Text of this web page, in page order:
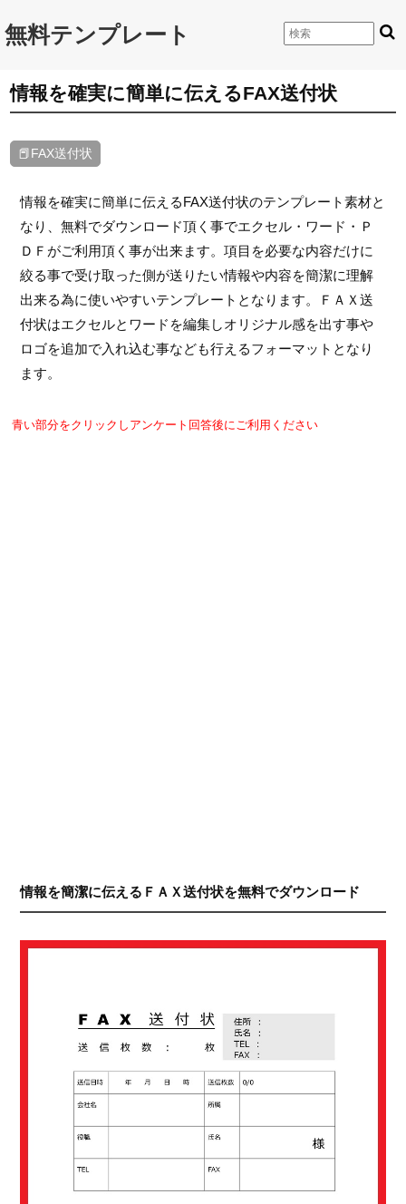
無料テンプレート
情報を確実に簡単に伝えるFAX送付状
📕FAX送付状
情報を確実に簡単に伝えるFAX送付状のテンプレート素材と
なり、無料でダウンロード頂く事でエクセル・ワード・Ｐ
ＤＦがご利用頂く事が出来ます。項目を必要な内容だけに
絞る事で受け取った側が送りたい情報や内容を簡潔に理解
出来る為に使いやすいテンプレートとなります。ＦＡＸ送
付状はエクセルとワードを編集しオリジナル感を出す事や
ロゴを追加で入れ込む事なども行えるフォーマットとなり
ます。
青い部分をクリックしアンケート回答後にご利用ください
情報を簡潔に伝えるＦＡＸ送付状を無料でダウンロード